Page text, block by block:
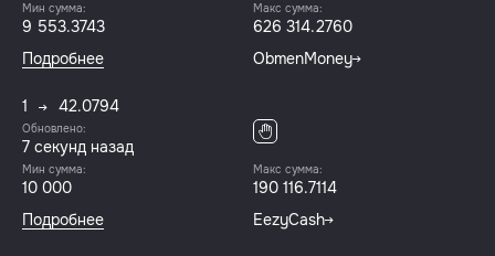
Мин сумма:
9 553.3743
Макс сумма:
626 314.2760
Подробнее
ObmenMoney
1 42.0794
Обновлено:
7 секунд назад
Мин сумма:
10 000
Макс сумма:
190 116.7114
Подробнее
EezyCash